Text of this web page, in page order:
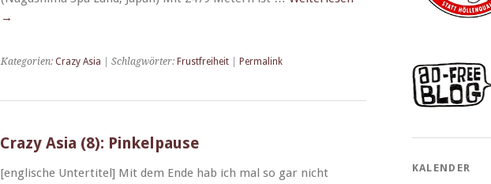
→
Kategorien: Crazy Asia | Schlagwörter: Frustfreiheit| Permalink
Crazy Asia (8): Pinkelpause
[englis­che Unter­ti­tel] Mit dem Ende hab ich mal so gar nicht
KALENDER